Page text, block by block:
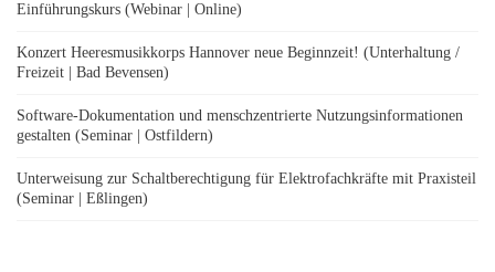
Einführungskurs (Webinar | Online)
Konzert Heeresmusikkorps Hannover neue Beginnzeit! (Unterhaltung /
Freizeit | Bad Bevensen)
Software-Dokumentation und menschzentrierte Nutzungsinformationen
gestalten (Seminar | Ostfildern)
Unterweisung zur Schaltberechtigung für Elektrofachkräfte mit Praxisteil
(Seminar | Eßlingen)